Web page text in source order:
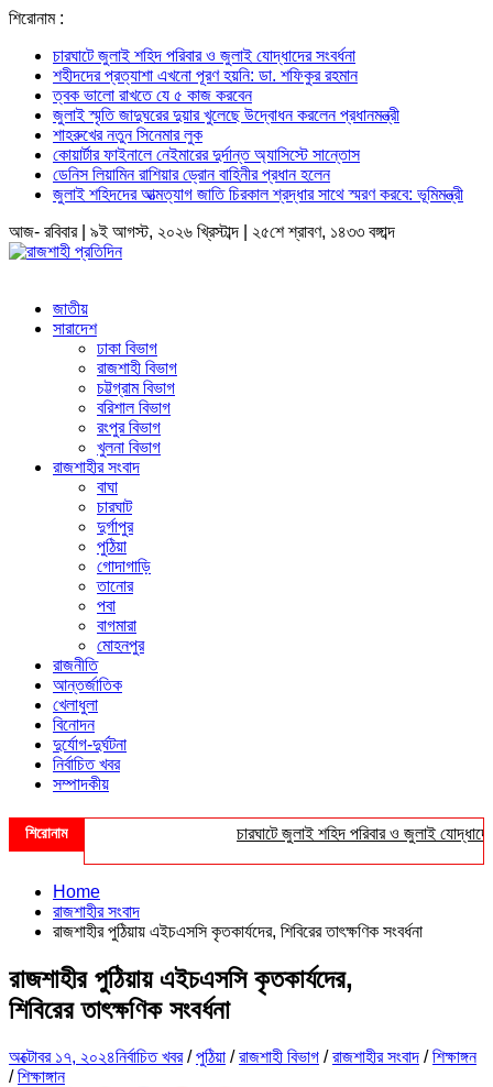
শিরোনাম :
চারঘাটে জুলাই শহিদ পরিবার ও জুলাই যোদ্ধাদের সংবর্ধনা
শহীদদের প্রত্যাশা এখনো পূরণ হয়নি: ডা. শফিকুর রহমান
ত্বক ভালো রাখতে যে ৫ কাজ করবেন
জুলাই স্মৃতি জাদুঘরের দুয়ার খুলেছে উদ্বোধন করলেন প্রধানমন্ত্রী
শাহরুখের নতুন সিনেমার লুক
কোয়ার্টার ফাইনালে নেইমারের দুর্দান্ত অ্যাসিস্টে সান্তোস
ডেনিস লিয়ামিন রাশিয়ার ড্রোন বাহিনীর প্রধান হলেন
জুলাই শহিদদের আত্মত্যাগ জাতি চিরকাল শ্রদ্ধার সাথে স্মরণ করবে: ভূমিমন্ত্রী
আজ- রবিবার | ৯ই আগস্ট, ২০২৬ খ্রিস্টাব্দ | ২৫শে শ্রাবণ, ১৪৩৩ বঙ্গাব্দ
জাতীয়
সারাদেশ
ঢাকা বিভাগ
রাজশাহী বিভাগ
চট্টগ্রাম বিভাগ
বরিশাল বিভাগ
রংপুর বিভাগ
খুলনা বিভাগ
রাজশাহীর সংবাদ
বাঘা
চারঘাট
দুর্গাপুর
পুঠিয়া
গোদাগাড়ি
তানোর
পবা
বাগমারা
মোহনপুর
রাজনীতি
আন্তর্জাতিক
খেলাধুলা
বিনোদন
দুর্যোগ-দুর্ঘটনা
নির্বাচিত খবর
সম্পাদকীয়
শিরোনাম চারঘাটে জুলাই শহিদ পরিবার ও জুলাই যোদ্ধাদের
Home
রাজশাহীর সংবাদ
রাজশাহীর পুঠিয়ায় এইচএসসি কৃতকার্যদের, শিবিরের তাৎক্ষণিক সংবর্ধনা
রাজশাহীর পুঠিয়ায় এইচএসসি কৃতকার্যদের,
শিবিরের তাৎক্ষণিক সংবর্ধনা
অক্টোবর ১৭, ২০২৪নির্বাচিত খবর/পুঠিয়া /রাজশাহী বিভাগ /রাজশাহীর সংবাদ /শিক্ষাঙ্গন
/শিক্ষাঙ্গান